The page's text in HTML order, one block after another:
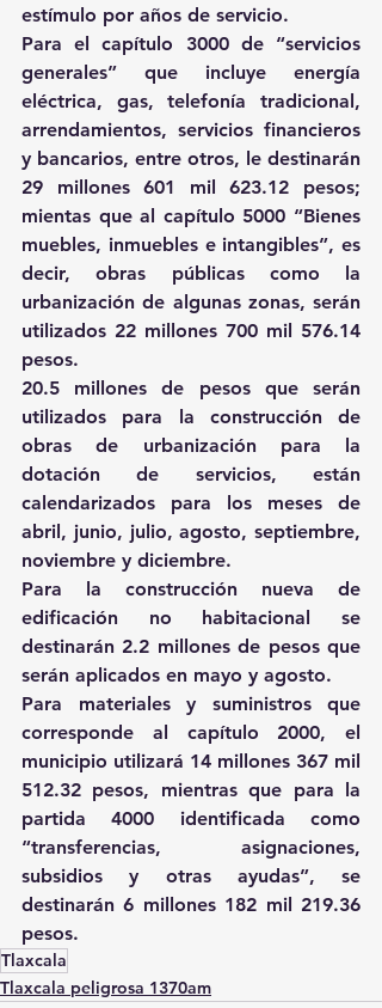
estímulo por años de servicio.
Para el capítulo 3000 de “servicios
generales” que incluye energía
eléctrica, gas, telefonía tradicional,
arrendamientos, servicios financieros
y bancarios, entre otros, le destinarán
29 millones 601 mil 623.12 pesos;
mientas que al capítulo 5000 “Bienes
muebles, inmuebles e intangibles”, es
decir, obras públicas como la
urbanización de algunas zonas, serán
utilizados 22 millones 700 mil 576.14
pesos.
20.5 millones de pesos que serán
utilizados para la construcción de
obras de urbanización para la
dotación de servicios, están
calendarizados para los meses de
abril, junio, julio, agosto, septiembre,
noviembre y diciembre.
Para la construcción nueva de
edificación no habitacional se
destinarán 2.2 millones de pesos que
serán aplicados en mayo y agosto.
Para materiales y suministros que
corresponde al capítulo 2000, el
municipio utilizará 14 millones 367 mil
512.32 pesos, mientras que para la
partida 4000 identificada como
“transferencias, asignaciones,
subsidios y otras ayudas”, se
destinarán 6 millones 182 mil 219.36
pesos.
Tlaxcala
Tlaxcala peligrosa 1370am